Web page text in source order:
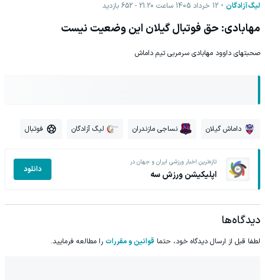
لیگ آزادگان 12 خرداد 1405 ساعت 21:20 652 بازدید
مهابادی: حق فوتبال گیلان این وضعیت نیست
صحبتهای داوود مهابادی سرمربی تیم داماش
داماش گیلان نساجی مازندران لیگ آزادگان فوتبال
تازه‌ترین اخبار ورزشی ایران و جهان در
اپلیکیشن ورزش سه دانلود
دیدگاه‌ها
لطفا قبل از ارسال دیدگاه خود، حتما قوانین و مقررات را مطالعه فرمایید.